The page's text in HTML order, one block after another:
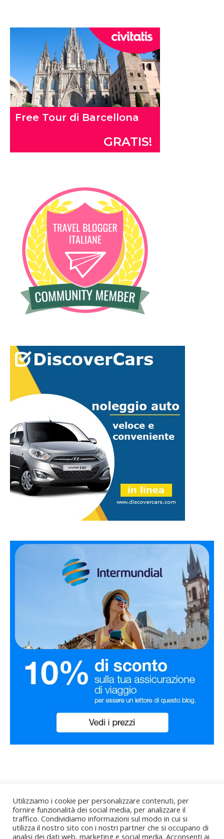
Bard Tema diWP Royal. Home About me
Utilizziamo i cookie per personalizzare contenuti, per
fornire funzionalità dei social media, per analizzare il
traffico. Condividiamo informazioni sul modo in cui si
utilizza il nostro sito con i nostri partner che si occupano di
analisi dei dati web, marketing e social media. Acconsenti ai